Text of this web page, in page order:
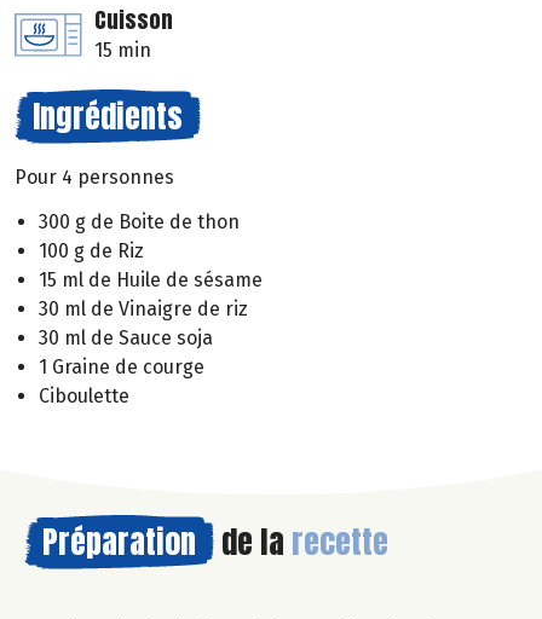
Cuisson
15 min
Ingrédients
Pour 4 personnes
300 g de Boite de thon
100 g de Riz
15 ml de Huile de sésame
30 ml de Vinaigre de riz
30 ml de Sauce soja
1 Graine de courge
Ciboulette
Préparation de la recette